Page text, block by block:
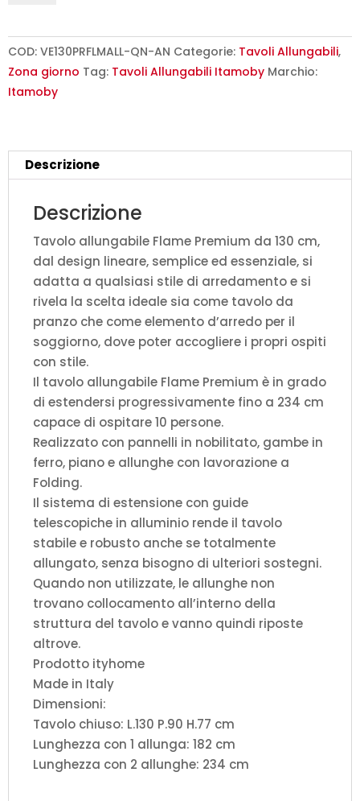
Flame
Premium
quercia
antracite
quantità
COD: VE130PRFLMALL-QN-AN Categorie: Tavoli Allungabili,
Zona giorno Tag: Tavoli Allungabili Itamoby Marchio:
Itamoby
Descrizione
Descrizione
Tavolo allungabile Flame Premium da 130 cm,
dal design lineare, semplice ed essenziale, si
adatta a qualsiasi stile di arredamento e si
rivela la scelta ideale sia come tavolo da
pranzo che come elemento d’arredo per il
soggiorno, dove poter accogliere i propri ospiti
con stile.
Il tavolo allungabile Flame Premium è in grado
di estendersi progressivamente fino a 234 cm
capace di ospitare 10 persone.
Realizzato con pannelli in nobilitato, gambe in
ferro, piano e allunghe con lavorazione a
Folding.
Il sistema di estensione con guide
telescopiche in alluminio rende il tavolo
stabile e robusto anche se totalmente
allungato, senza bisogno di ulteriori sostegni.
Quando non utilizzate, le allunghe non
trovano collocamento all’interno della
struttura del tavolo e vanno quindi riposte
altrove.
Prodotto ityhome
Made in Italy
Dimensioni:
Tavolo chiuso: L.130 P.90 H.77 cm
Lunghezza con 1 allunga: 182 cm
Lunghezza con 2 allunghe: 234 cm